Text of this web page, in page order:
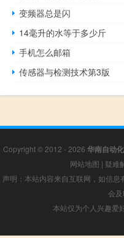
变频器总是闪
14毫升的水等于多少斤
手机怎么邮箱
传感器与检测技术第3版
Copyright © 2012 - 2026 华南自动
网站地图 | 疑难
声明：本站内容来自互联网，如信
会
本站仅为个人兴趣爱